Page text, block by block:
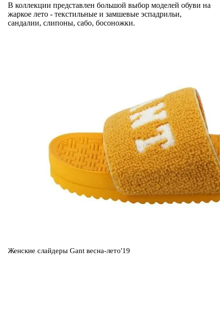
В коллекции представлен большой выбор моделей обуви на
жаркое лето - текстильные и замшевые эспадрильи,
сандалии, слипоны, сабо, босоножки.
Женские слайдеры Gant весна-лето'19